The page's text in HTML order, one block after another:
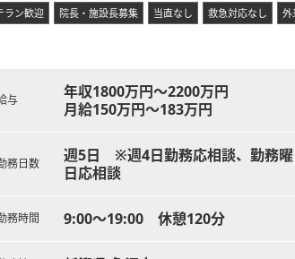
ラン歓迎 院長・施設長募集 当直なし 救急対応なし 外
与
年収1800万円～2200万円
月給150万円～183万円
務日数
週5日 ※週4日勤務応相談、勤務曜
日応相談
務時間 9:00～19:00 休憩120分